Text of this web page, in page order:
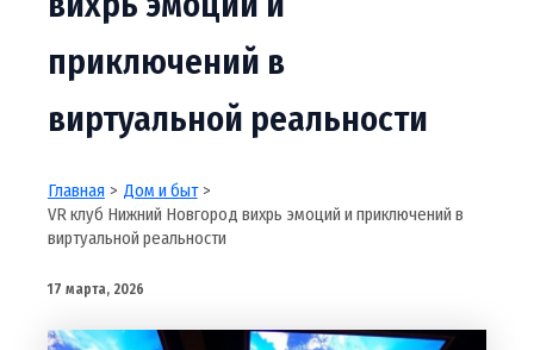
приключений в
виртуальной реальности
Главная
Дом и быт
VR клуб Нижний Новгород вихрь эмоций и приключений в
виртуальной реальности
17 марта, 2026